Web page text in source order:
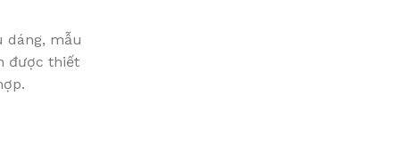
dáng, mẫu
được thiết